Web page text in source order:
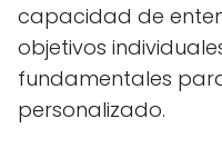
capacidad de
objetivos
fundamentales
personalizado.